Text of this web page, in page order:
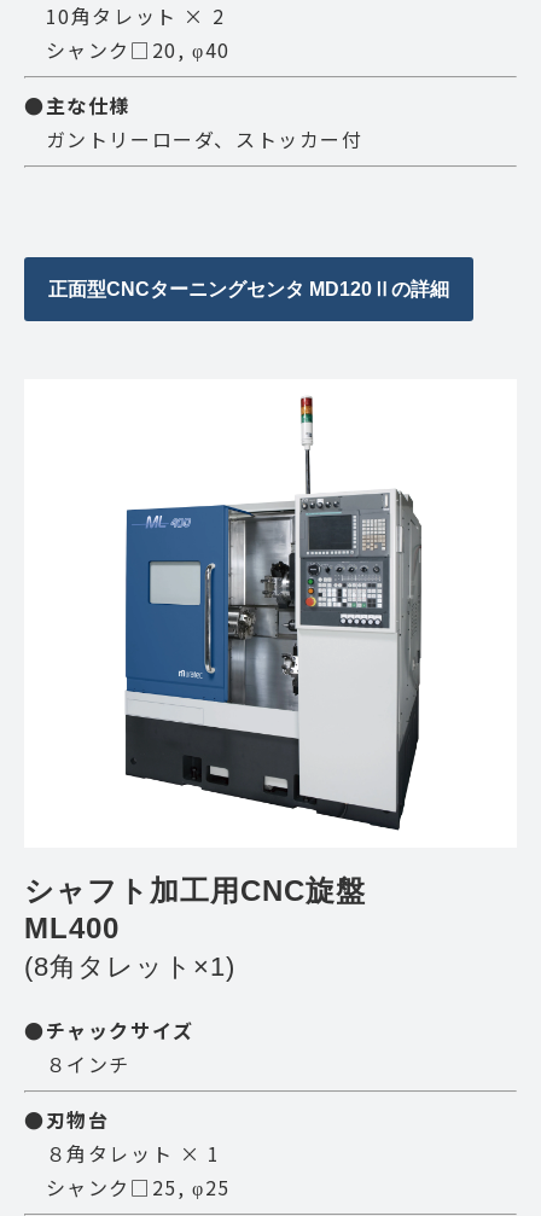
10角タレット × 2
シャンク□20, φ40
●主な仕様
ガントリーローダ、ストッカー付
正面型CNCターニングセンタ MD120Ⅱの詳細
シャフト加工用CNC旋盤
ML400
(8角タレット×1)
●チャックサイズ
８インチ
●刃物台
８角タレット × 1
シャンク□25, φ25